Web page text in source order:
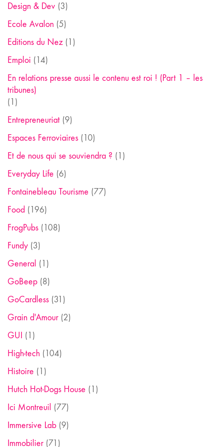
Design & Dev (3)
Ecole Avalon (5)
Editions du Nez (1)
Emploi (14)
En relations presse aussi le contenu est roi ! (Part 1 – les
tribunes)
(1)
Entrepreneuriat (9)
Espaces Ferroviaires (10)
Et de nous qui se souviendra ? (1)
Everyday Life (6)
Fontainebleau Tourisme (77)
Food (196)
FrogPubs (108)
Fundy (3)
General (1)
GoBeep (8)
GoCardless (31)
Grain d'Amour(2)
GUI (1)
High-tech (104)
Histoire (1)
Hutch Hot-Dogs House (1)
Ici Montreuil (77)
Immersive Lab (9)
Immobilier(71)